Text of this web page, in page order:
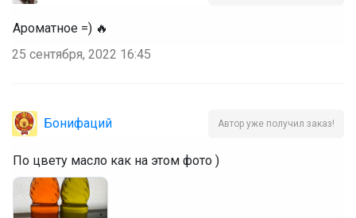
Ароматное =) 🔥
25 сентября, 2022 16:45
Бонифаций Автор уже получил заказ!
По цвету масло как на этом фото )